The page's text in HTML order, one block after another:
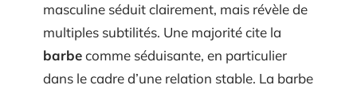
masculine séduit clairement, mais révèle de
multiples subtilités. Une majorité cite la
barbecomme séduisante, en particulier
dans le cadre d’une relation stable. La barbe